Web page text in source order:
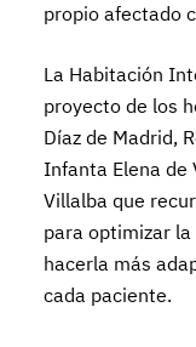
propio afectado
La Habitación
proyecto de los
Díaz de Madrid,
Infanta Elena de
Villalba que
para optimizar
hacerla más
cada paciente.